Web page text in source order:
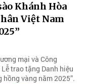
Khánh Hòa
Việt Nam
mại và Công
trao tặng Danh hiệu
hồng vàng năm 2025”.